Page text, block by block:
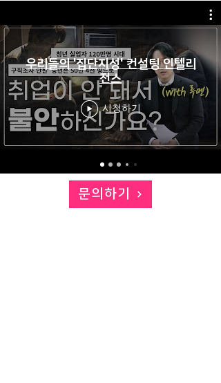
우리들의 '집단지성' 컨설팅 인텔리
전스
시청하기
문의하기